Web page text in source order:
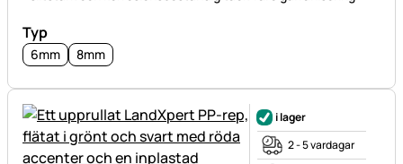
Typ
6mm 8mm
i lager
2 - 5 vardagar